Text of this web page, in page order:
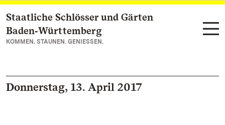
Zum Hauptinhalt springen
Staatliche Schlösser und Gärten
Baden‑Württemberg
KOMMEN. STAUNEN. GENIESSEN.
Donnerstag, 13. April 2017